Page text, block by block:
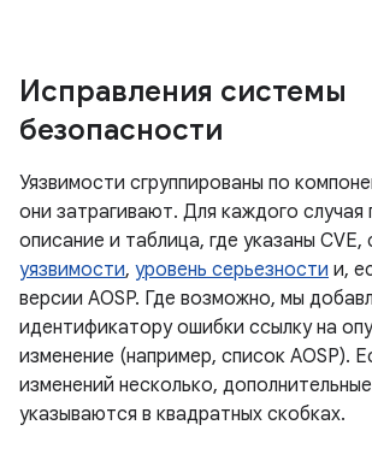
Исправления системы
безопасности
Уязвимости сгруппированы по
они затрагивают. Для каждого случая
описание и таблица, где указаны CVE,
уязвимости, уровень серьезности и,
версии AOSP. Где возможно, мы
идентификатору ошибки ссылку на
изменение (например, список AOSP).
изменений несколько,
указываются в квадратных скобках.